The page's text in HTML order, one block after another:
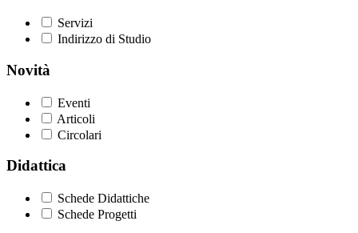
Servizi
Indirizzo di Studio
Novità
Eventi
Articoli
Circolari
Didattica
Schede Didattiche
Schede Progetti